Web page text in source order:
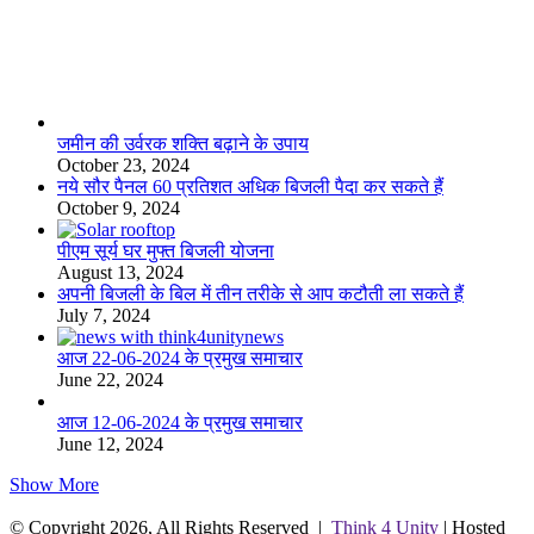
जमीन की उर्वरक शक्ति बढ़ाने के उपाय
October 23, 2024
नये सौर पैनल 60 प्रतिशत अधिक बिजली पैदा कर सकते हैं
October 9, 2024
पीएम सूर्य घर मुफ्त बिजली योजना
August 13, 2024
अपनी बिजली के बिल में तीन तरीके से आप कटौती ला सकते हैं
July 7, 2024
आज 22-06-2024 के प्रमुख समाचार
June 22, 2024
आज 12-06-2024 के प्रमुख समाचार
June 12, 2024
Show More
© Copyright 2026, All Rights Reserved | Think 4 Unity | Hosted